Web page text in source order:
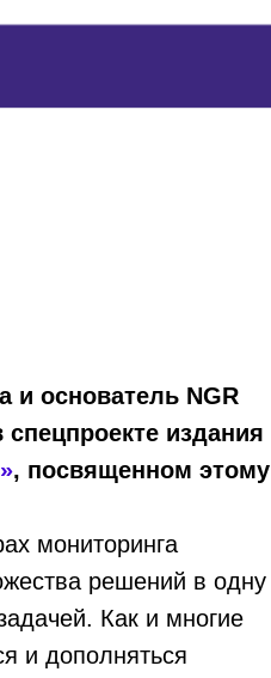
и основатель NGR
издания
, посвященном этому
мониторинга
решений в одну
Как и многие
и дополняться